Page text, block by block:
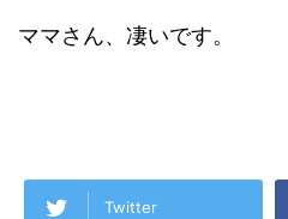
ママさん、凄いです。
Twitter